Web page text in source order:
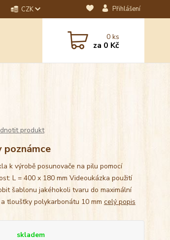
CZK Přihlášení
0ks
za 0 Kč
produkt
poznámce
k výrobě posunovače na pilu pomocí
L = 400 x 180 mm Videoukázka použití
šablonu jakéhokoli tvaru do maximální
tloušťky polykarbonátu 10 mm celý popis
skladem